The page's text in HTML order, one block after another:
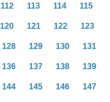
112 113 114 115
120 121 122 123
128 129 130 131
136 137 138 139
144 145 146 147